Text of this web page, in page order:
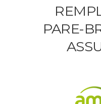
PARE-